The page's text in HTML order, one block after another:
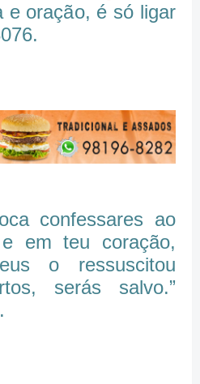
e oração, é só ligar
confessares ao
em teu coração,
o ressuscitou
serás salvo.”